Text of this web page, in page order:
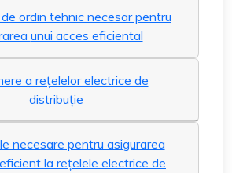
ordin tehnic necesar pentru
asigurarea unui acces eficiental
a rețelelor electrice de
distribuție
necesare pentru asigurarea
la rețelele electrice de